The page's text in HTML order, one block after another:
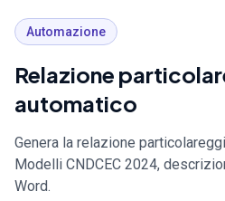
Automazione
Relazione
automatico
Genera la relazione
Modelli CNDCEC 2024,
Word.